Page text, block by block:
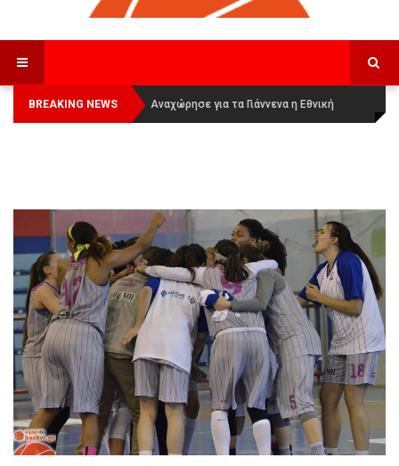
BREAKING NEWS
Οι Πάνθηρες Καβάλας στην Women
Basketball League 1
Αναχώρησε για τα Γιάννενα η Εθνική
Γυναικών: